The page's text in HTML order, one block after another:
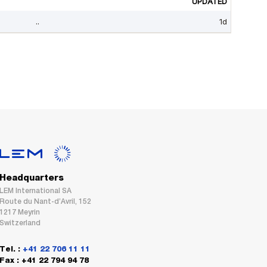
International SA
du Nant-d’Avril, 152
Meyrin
: +41 22 706 11 11
: +41 22 794 94 78